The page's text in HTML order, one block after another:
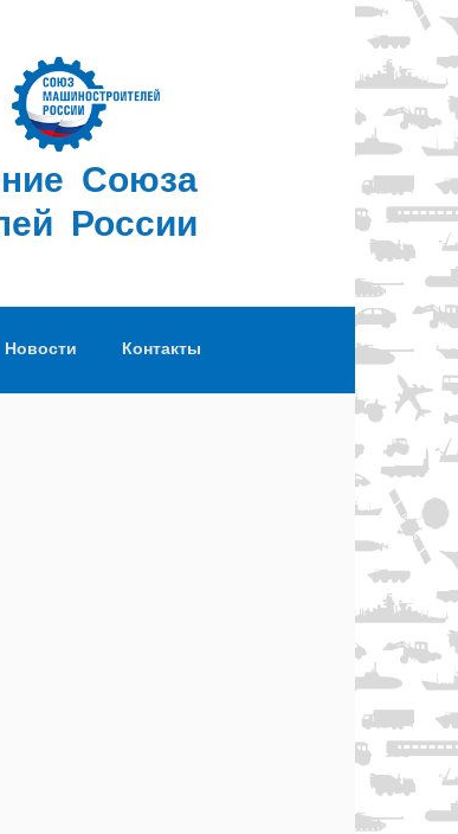
Союза
России
Новости Контакты